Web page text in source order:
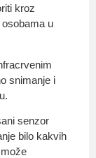
kroz
u
snimanje i
senzor
bilo kakvih